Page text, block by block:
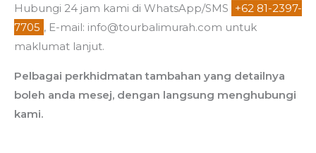
Hubungi 24 jam kami di WhatsApp/SMS +62 81-2397-
7705 , E-mail: info@tourbalimurah.com untuk
maklumat lanjut.
Pelbagai perkhidmatan tambahan yang detailnya
boleh anda mesej, dengan langsung menghubungi
kami.